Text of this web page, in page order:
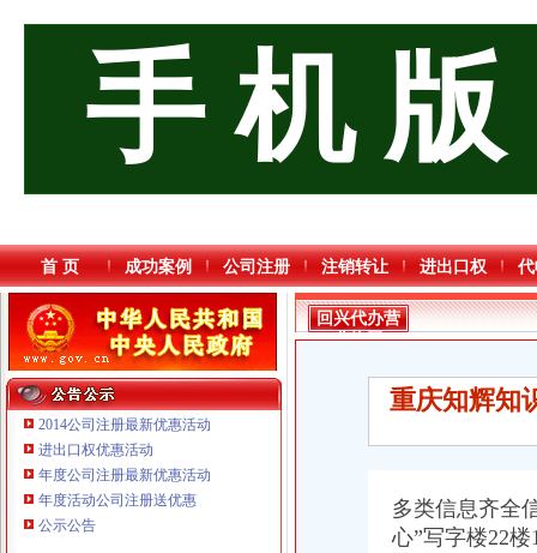
手 机 版
首 页 成功案例 公司注册 注销转让 进出口权
2014公司注册最新优惠活动
进出口权优惠活动
年度公司注册最新优惠活动
年度活动公司注册送优惠
公示公告
重庆奕欣锦诚商贸有限公司 渝九50万 （工商注册）
重庆宝鹰汽车销售有限公司
回兴代办营
业执照
重庆知辉知
多类信息齐全
心”写字楼22